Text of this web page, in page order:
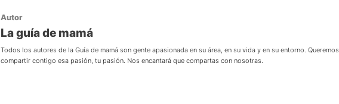
Autor
La guía de mamá
Todos los autores de la Guía de mamá son gente apasionada en su área, en su vida y en su entorno. Queremos
compartir contigo esa pasión, tu pasión. Nos encantará que compartas con nosotras.